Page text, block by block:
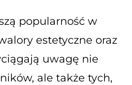
popularność w
estetyczne oraz
uwagę nie
ale także tych,